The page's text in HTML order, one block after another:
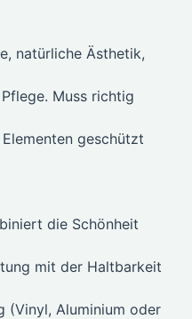
natürliche Ästhetik,
Muss richtig
geschützt
die Schönheit
mit der Haltbarkeit
(Vinyl, Aluminium oder